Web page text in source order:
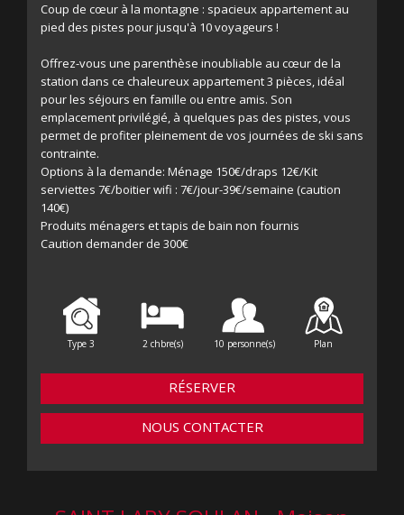
Coup de cœur à la montagne : spacieux appartement au
pied des pistes pour jusqu'à 10 voyageurs !
Offrez-vous une parenthèse inoubliable au cœur de la
station dans ce chaleureux appartement 3 pièces, idéal
pour les séjours en famille ou entre amis. Son
emplacement privilégié, à quelques pas des pistes, vous
permet de profiter pleinement de vos journées de ski sans
contrainte.
Options à la demande: Ménage 150€/draps 12€/Kit
serviettes 7€/boitier wifi : 7€/jour-39€/semaine (caution
140€)
Produits ménagers et tapis de bain non fournis
Caution demander de 300€
Type 3 2 chbre(s) 10 personne(s) Plan
RÉSERVER
NOUS CONTACTER